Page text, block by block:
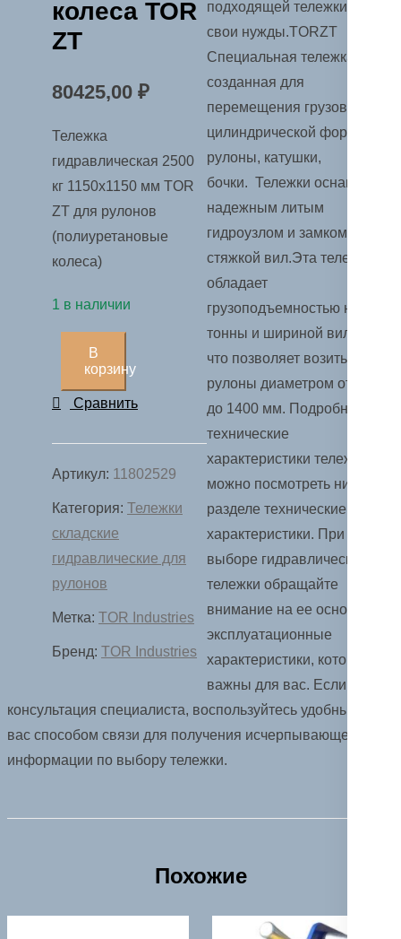
колеса TOR
ZT
80425,00 ₽
Тележка
гидравлическая 2500
кг 1150х1150 мм TOR
ZT для рулонов
(полиуретановые
колеса)
1 в наличии
товара
Тележка
для
рулонов
1150х1150
мм
полиуретановые
колеса
TOR
В
корзину
Сравнить
Артикул: 11802529
Категория: Тележки
складские
гидравлические для
рулонов
Метка: TOR Industries
Бренд: TOR Industries
подходящей тележки под
свои нужды.TORZT
Специальная тележка,
созданная для
перемещения грузов
цилиндрической формы:
рулоны, катушки,
бочки. Тележки оснащены
надежным литым
гидроузлом и замком
стяжкой вил.Эта тележка
обладает
грузоподъемностью на 2.5
тонны и шириной вил 1150,
что позволяет возить
рулоны диаметром от 800
до 1400 мм. Подробные
технические
характеристики тележки
можно посмотреть ниже в
разделе технические
характеристики. При
выборе гидравлической
тележки обращайте
внимание на ее основные
эксплуатационные
характеристики, которые
важны для вас. Если нужна
консультация специалиста, воспользуйтесь удобным для
вас способом связи для получения исчерпывающей
информации по выбору тележки.
Похожие